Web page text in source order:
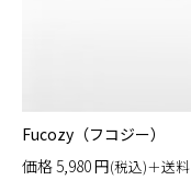
Fucozy（フコジー）
価格5,980円(税込)＋送料